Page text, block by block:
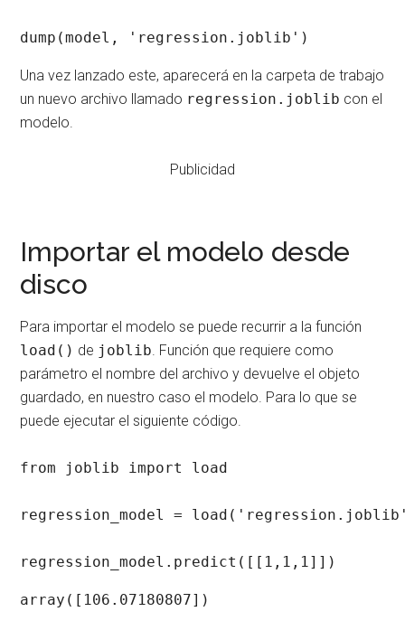
dump(model, 'regression.joblib')
Una vez lanzado este, aparecerá en la carpeta de trabajo
un nuevo archivo llamado regression.joblib con el
modelo.
Publicidad
Importar el modelo desde
disco
Para importar el modelo se puede recurrir a la función
load() de joblib. Función que requiere como
parámetro el nombre del archivo y devuelve el objeto
guardado, en nuestro caso el modelo. Para lo que se
puede ejecutar el siguiente código.
from joblib import load
regression_model =
regression_model.predict([[1,1,1]])
array([106.07180807])